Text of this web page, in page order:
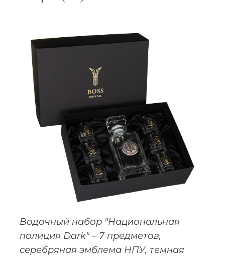
Водочный набор "Национальная
полиция Dark" – 7 предметов,
серебряная эмблема НПУ, темная